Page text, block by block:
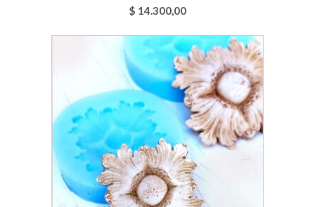
$ 14.300,00